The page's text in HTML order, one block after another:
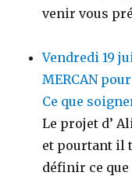
venir vous
Vendredi 19
MERCAN
Ce que
Le projet d’
et pourtant il
définir ce